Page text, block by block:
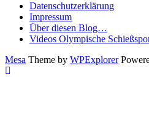
Datenschutzerklärung
Impressum
Über diesen Blog…
Videos Olympische
Mesa Theme by WPExplorer